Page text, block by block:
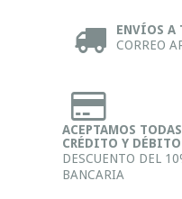
ENVÍOS A
CORREO
ACEPTAMOS
CRÉDITO Y DÉBITO
DESCUENTO DEL
BANCARIA